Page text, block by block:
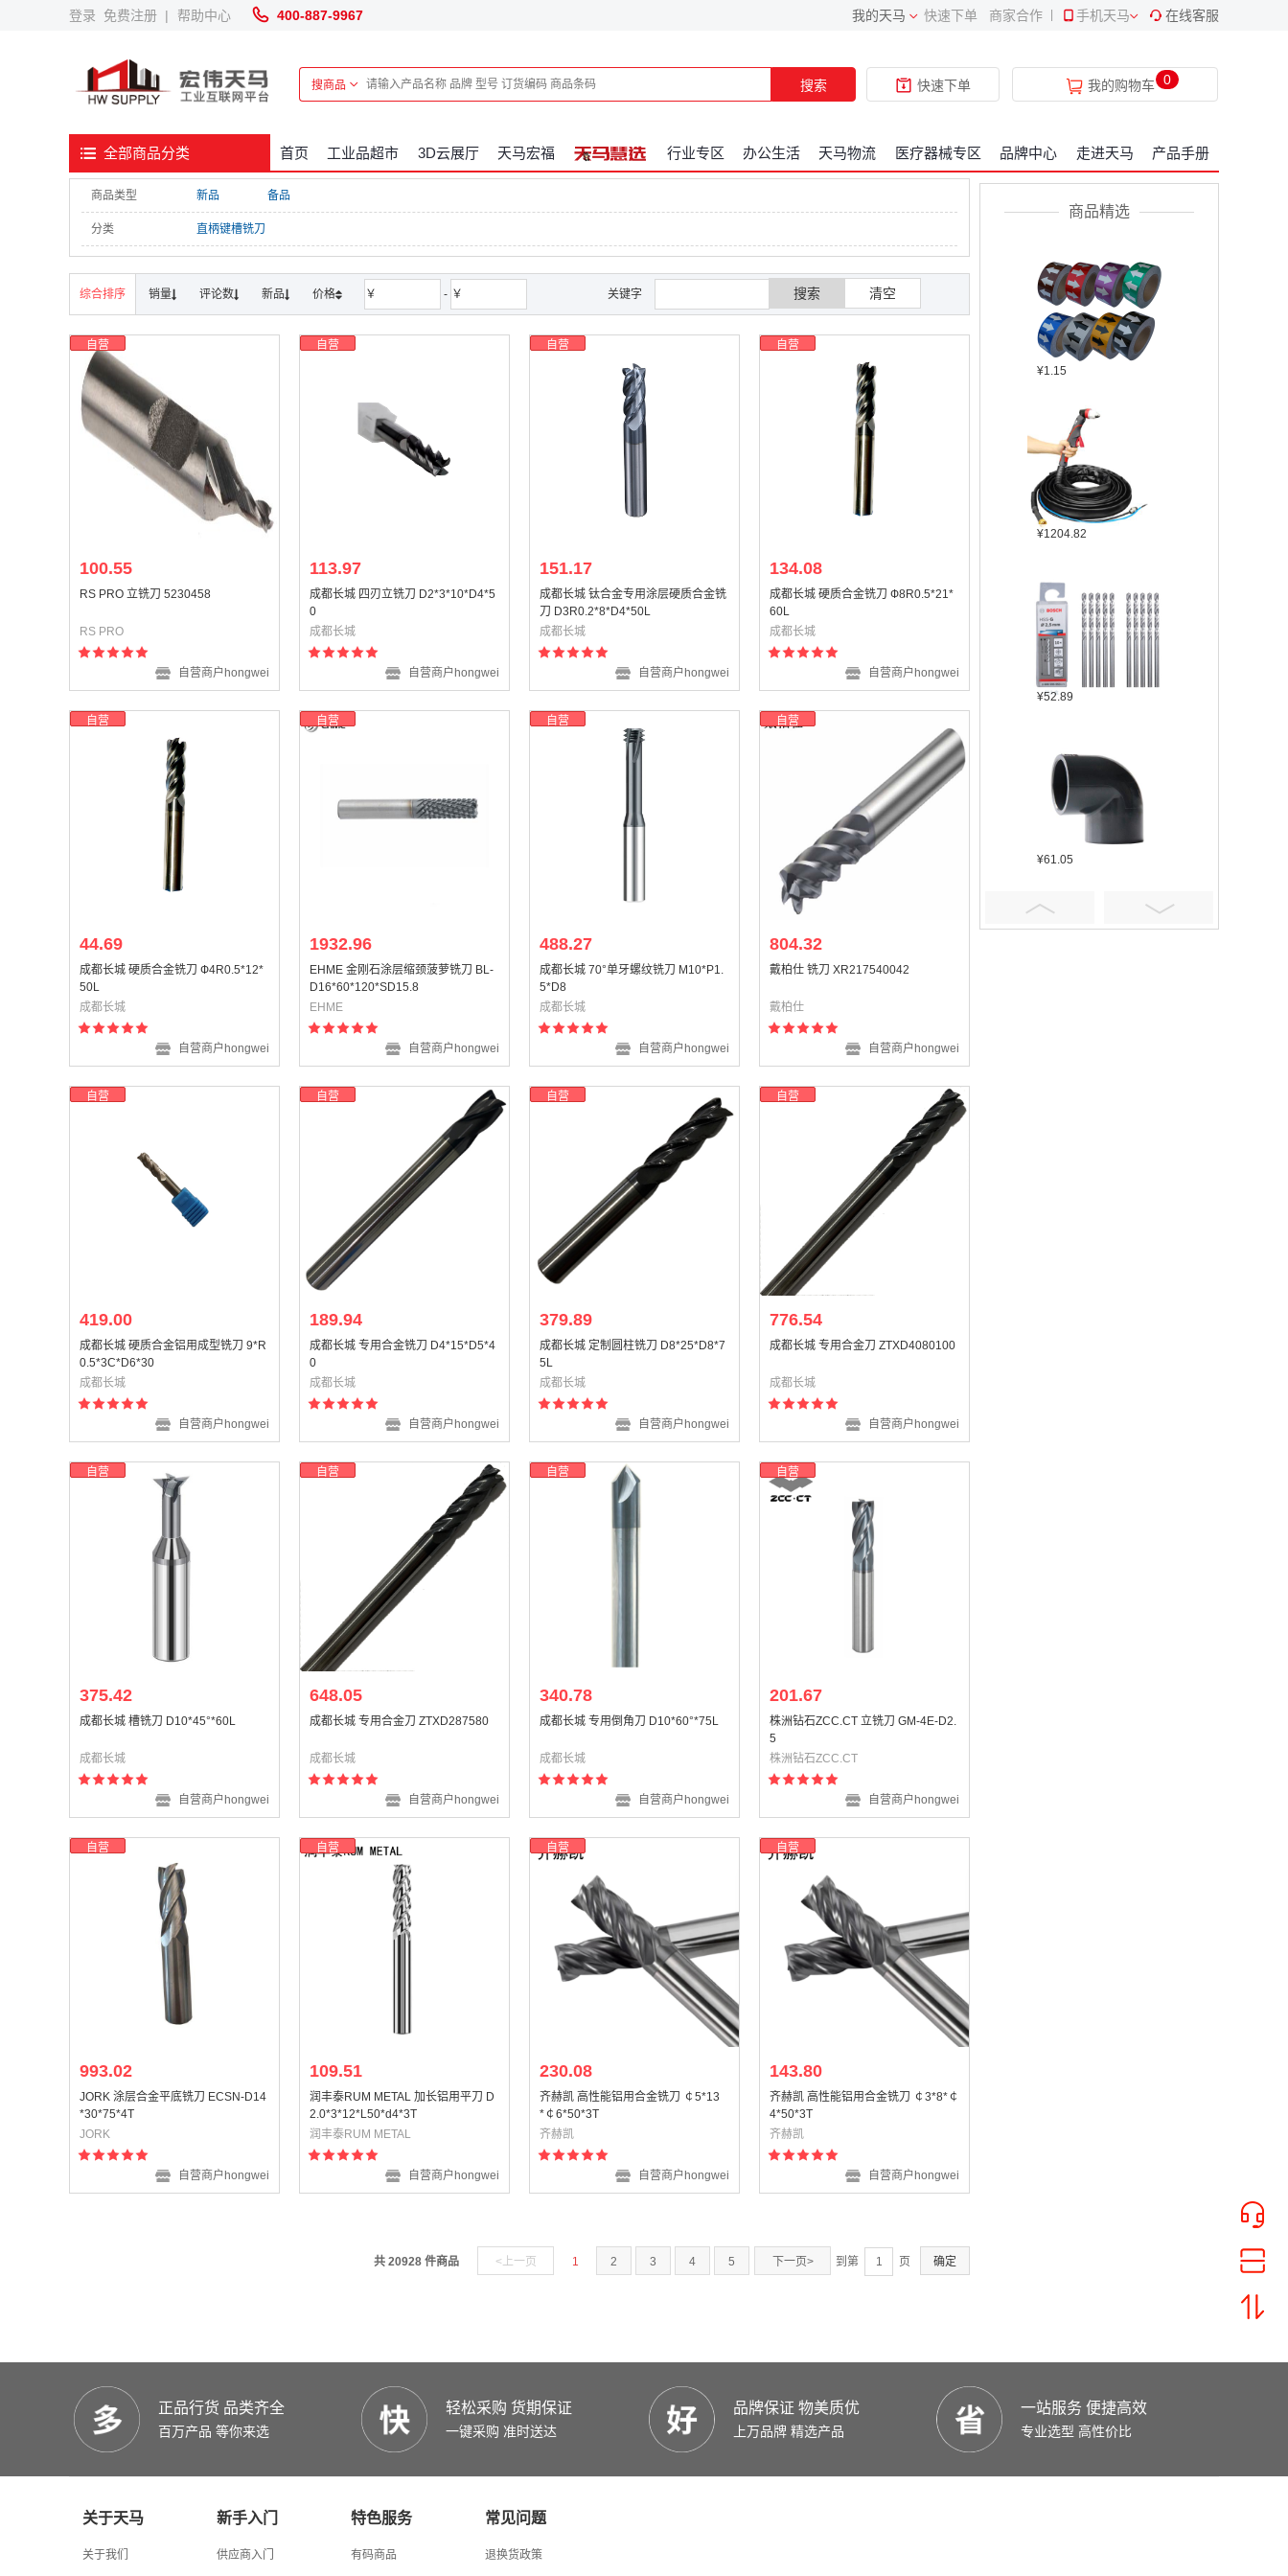
登录 免费注册 | 帮助中心 400-887-9967 在线客服
手机天马
商家合作
快速下单
我的天马
搜商品 搜索 快速下单 我的购物车 0
全部商品分类 首页 工业品超市 3D云展厅 天马宏福 行业专区 办公生活 天马物流 医疗器械专区 品牌中心 走进天马 产品手册
商品类型 新品 备品
分类 直柄键槽铣刀
综合排序 销量 评论数 新品 价格 ￥ - ￥ 关键字 搜索 清空
100.55
RS PRO 立铣刀 5230458
RS PRO
自营
自营商户hongwei
113.97
成都长城 四刃立铣刀 D2*3*10*D4*5
0
成都长城
自营
自营商户hongwei
151.17
成都长城 钛合金专用涂层硬质合金铣
刀 D3R0.2*8*D4*50L
成都长城
自营
自营商户hongwei
134.08
成都长城 硬质合金铣刀 Ф8R0.5*21*
60L
成都长城
自营
自营商户hongwei
44.69
成都长城 硬质合金铣刀 Ф4R0.5*12*
50L
成都长城
自营
自营商户hongwei
1932.96
EHME 金刚石涂层缩颈菠萝铣刀 BL-
D16*60*120*SD15.8
EHME
自营
自营商户hongwei
488.27
成都长城 70°单牙螺纹铣刀 M10*P1.
5*D8
成都长城
自营
自营商户hongwei
804.32
戴柏仕 铣刀 XR217540042
戴柏仕
自营
自营商户hongwei
419.00
成都长城 硬质合金铝用成型铣刀 9*R
0.5*3C*D6*30
成都长城
自营
自营商户hongwei
189.94
成都长城 专用合金铣刀 D4*15*D5*4
0
成都长城
自营
自营商户hongwei
379.89
成都长城 定制圆柱铣刀 D8*25*D8*7
5L
成都长城
自营
自营商户hongwei
776.54
成都长城 专用合金刀 ZTXD4080100
成都长城
自营
自营商户hongwei
375.42
成都长城 槽铣刀 D10*45°*60L
成都长城
自营
自营商户hongwei
648.05
成都长城 专用合金刀 ZTXD287580
成都长城
自营
自营商户hongwei
340.78
成都长城 专用倒角刀 D10*60°*75L
成都长城
自营
自营商户hongwei
201.67
株洲钻石ZCC.CT 立铣刀 GM-4E-D2.
5
株洲钻石ZCC.CT
自营
自营商户hongwei
993.02
JORK 涂层合金平底铣刀 ECSN-D14
*30*75*4T
JORK
自营
自营商户hongwei
109.51
润丰泰RUM METAL 加长铝用平刀 D
2.0*3*12*L50*d4*3T
润丰泰RUM METAL
自营
自营商户hongwei
230.08
齐赫凯 高性能铝用合金铣刀 ￠5*13
*￠6*50*3T
齐赫凯
自营
自营商户hongwei
143.80
齐赫凯 高性能铝用合金铣刀 ￠3*8*￠
4*50*3T
齐赫凯
自营
自营商户hongwei
共 20928 件商品 <上一页 1 2 3 4 5 下一页> 到第 页 确定
商品精选
¥2304.22
¥1.15
¥1204.82
¥52.89
¥61.05
正品行货 品类齐全
百万产品 等你来选
轻松采购 货期保证
一键采购 准时送达
品牌保证 物美质优
上万品牌 精选产品
一站服务 便捷高效
专业选型 高性价比
关于天马
关于我们
新手入门
供应商入门
特色服务
有码商品
常见问题
退换货政策